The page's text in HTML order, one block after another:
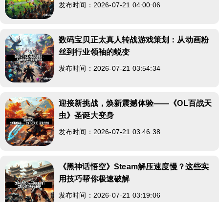
发布时间：2026-07-21 04:00:06
数码宝贝正太真人转战游戏策划：从动画粉
丝到行业领袖的蜕变
发布时间：2026-07-21 03:54:34
迎接新挑战，焕新震撼体验——《OL百战天
虫》圣诞大变身
发布时间：2026-07-21 03:46:38
《黑神话悟空》Steam解压速度慢？这些实
用技巧帮你极速破解
发布时间：2026-07-21 03:19:06